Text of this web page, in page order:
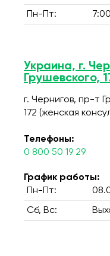
Пн-Пт:
Украина, г.
Грушевского,
г. Чернигов, пр-т
172 (женская
Телефоны:
0 800 50 19 29
График работы:
Пн-Пт:
Сб, Вс: